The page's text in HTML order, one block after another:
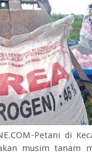
Petani di
musim tanam